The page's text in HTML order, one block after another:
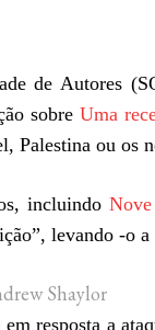
de Autores
sobreUma
Palestina ou os
incluindo
levando -o
Shaylor
resposta a